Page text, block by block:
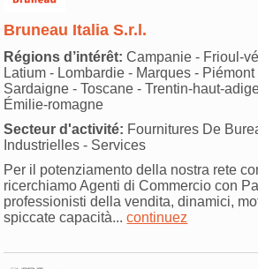
Bruneau Italia S.r.l.
Régions d’intérêt: Campanie - Frioul-
Latium - Lombardie - Marques -
Sardaigne - Toscane - Trentin-haut-
Émilie-romagne
Secteur d'activité: Fournitures De
Industrielles - Services
Per il potenziamento della nostra rete
ricerchiamo Agenti di Commercio con
professionisti della vendita, dinamici,
spiccate capacità...continuez